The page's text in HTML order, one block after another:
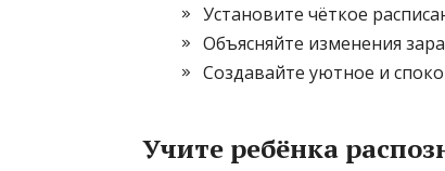
Установите чёткое
Объясняйте изменения
Создавайте уютное и
Учите ребёнка